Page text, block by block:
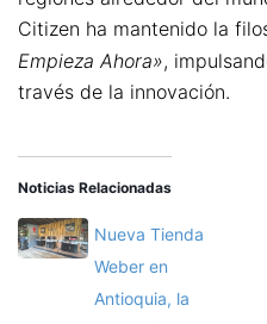
Citizen ha mantenido la
Empieza Ahora»,
través de la innovación.
Noticias Relacionadas
Nueva Tienda
Weber en
Antioquia, la